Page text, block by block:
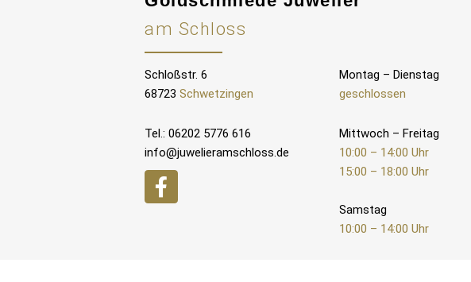
am Schloss
Schloßstr. 6
68723 Schwetzingen
Tel.: 06202 5776 616
info@juwelieramschloss.de
Montag – Dienstag
geschlossen
Mittwoch – Freitag
10:00 – 14:00 Uhr
15:00 – 18:00 Uhr
Samstag
10:00 – 14:00 Uhr